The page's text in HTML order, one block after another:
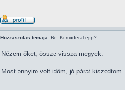
Hozzászólás témája: Re: Ki moderál épp?
Nézem őket, össze-vissza megyek.
Most ennyire volt időm, jó párat kiszedtem.